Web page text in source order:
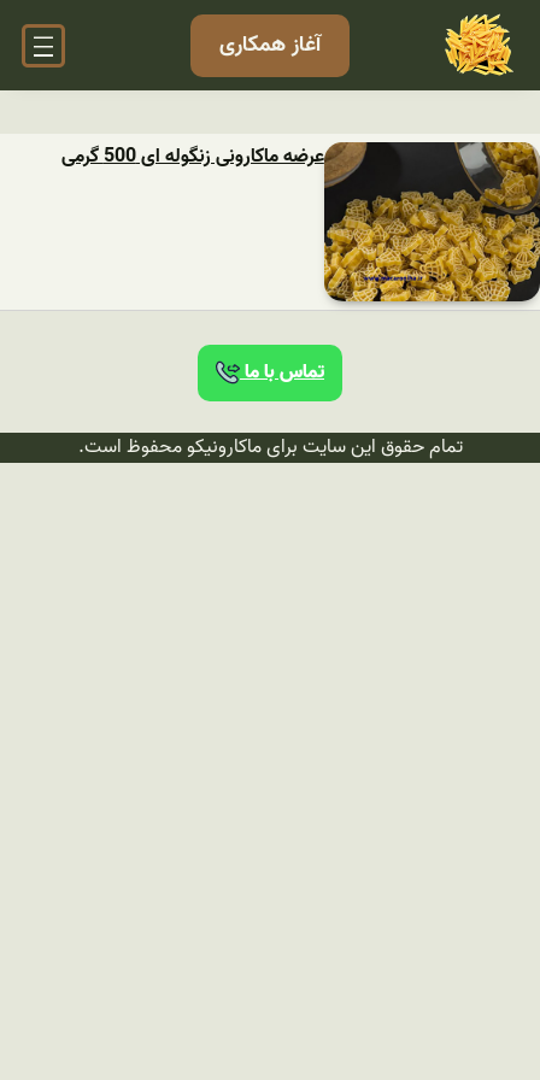
آغاز همکاری
عرضه ماکارونی زنگوله ای 500 گرمی
تماس با ما
تمام حقوق این سایت برای ماکارونیکو محفوظ است.